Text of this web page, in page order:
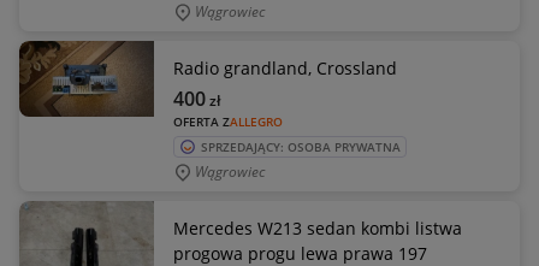
Wągrowiec
Radio grandland, Crossland
OFERTA ZALLEGRO
400zł
SPRZEDAJĄCY: OSOBA PRYWATNA
Wągrowiec
Mercedes W213 sedan kombi listwa
progowa progu lewa prawa 197